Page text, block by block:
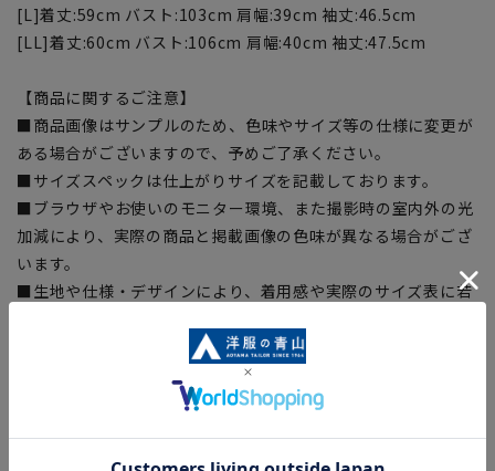
[L]着丈:59cm バスト:103cm 肩幅:39cm 袖丈:46.5cm
[LL]着丈:60cm バスト:106cm 肩幅:40cm 袖丈:47.5cm
【商品に関するご注意】
■商品画像はサンプルのため、色味やサイズ等の仕様に変更が
ある場合がございますので、予めご了承ください。
■サイズスペックは仕上がりサイズを記載しております。
■ブラウザやお使いのモニター環境、また撮影時の室内外の光
加減により、実際の商品と掲載画像の色味が異なる場合がござ
います。
■生地や仕様・デザインにより、着用感や実際のサイズ表に若
■店舗や各モールサイトと商品在庫を共有しております関係
上、ご注文いただいたタイミングにより欠品が発生し、ご注文
を完了できない場合がございます。予めご了承ください。
よってはお急ぎ発送サービスを選択できない場合がございま